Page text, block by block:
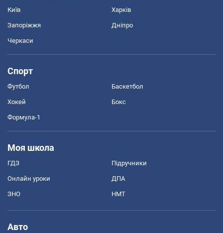
Київ Харків
Запоріжжя Дніпро
Черкаси
Спорт
Футбол Баскетбол
Хокей Бокс
Формула-1
Моя школа
ГДЗ Підручники
Онлайн уроки ДПА
ЗНО НМТ
Авто